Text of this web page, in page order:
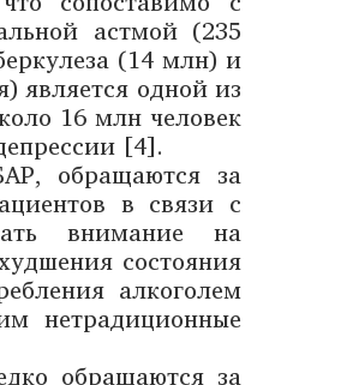
астмой (235
(14 млн) и
является одной из
16 млн человек
[4].
обращаются за
в связи с
внимание на
состояния
алкоголем
нетрадиционные
обращаются за